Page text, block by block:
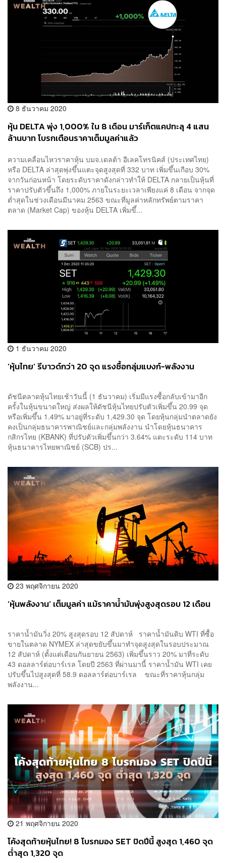
8 ธันวาคม 2020
หุ้น DELTA พุ่ง 1,000% ใน 8 เดือน มาร์เก็ตแคปทะลุ 4 แสน
ล้านบาท โบรกเตือนราคาเต็มมูลค่าแล้ว
ความเคลื่อนไหวราคาหุ้น บมจ.เดลต้า อีเลคโทรนิคส์ (ประเทศไทย)
หรือ DELTA ล่าสุดพุ่งขึ้นแตะจุดสูงสุดที่ 332 บาท เพิ่มขึ้นเกือบ 30%
จากวันก่อนหน้า โดยระดับราคาดังกล่าวทำให้ DELTA กลายเป็นหุ้นที่
ราคาปรับตัวขึ้นถึง 1,000% ภายในระยะเวลาเพียงแค่ 8 เดือน จากจุด
ต่ำสุดในช่วงเดือนมีนาคม 2563 ขณะที่มูลค่าหลักทรัพย์ตามราคา
ตลาด (Market Cap) ของหุ้น DELTA เพิ่มขึ้...
1 ธันวาคม 2020
‘หุ้นไทย’ รีบาวด์กว่า 20 จุด แรงซื้อกลุ่มแบงก์-พลังงาน
ดัชนีตลาดหุ้นไทยเช้าวันนี้ (1 ธันวาคม) เริ่มมีแรงซื้อกลับเข้ามาอีก
ครั้งในหุ้นขนาดใหญ่ ส่งผลให้ดัชนีหุ้นไทยปรับตัวเพิ่มขึ้น 20.99 จุด
หรือเพิ่มขึ้น 1.49% มาอยู่ที่ระดับ 1,429.30 จุด โดยหุ้นกลุ่มนำตลาดยัง
คงเป็นกลุ่มธนาคารพาณิชย์และกลุ่มพลังงาน นำโดยหุ้นธนาคาร
กสิกรไทย (KBANK) ที่ปรับตัวเพิ่มขึ้นกว่า 3.64% แตะระดับ 114 บาท
หุ้นธนาคารไทยพาณิชย์ (SCB) ปร...
23 พฤศจิกายน 2020
‘หุ้นพลังงาน’ เต็มมูลค่า แม้ราคาน้ำมันพุ่งสูงสุดรอบ 12 เดือน
ราคาน้ำมันวิ่ง 20% สูงสุดรอบ 12 สัปดาห์ ราคาน้ำมันดิบ WTI ที่ซื้อ
ขายในตลาด NYMEX ล่าสุดขยับขึ้นมาทำจุดสูงสุดในรอบประมาณ
12 สัปดาห์ (ตั้งแต่เดือนกันยายน 2563) เพิ่มขึ้นราว 20% มาที่ระดับ
43 ดอลลาร์ต่อบาร์เรล โดยปี 2563 ที่ผ่านมานี้ ราคาน้ำมัน WTI เคย
ปรับขึ้นไปสูงสุดที่ 58.9 ดอลลาร์ต่อบาร์เรล ขณะที่ราคาหุ้นกลุ่ม
พลังงาน...
21 พฤศจิกายน 2020
โค้งสุดท้ายหุ้นไทย! 8 โบรกมอง SET ปิดปีนี้ สูงสุด 1,460 จุด
ต่ำสุด 1,320 จุด